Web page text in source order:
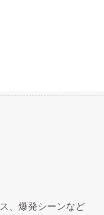
、爆発シーンなど